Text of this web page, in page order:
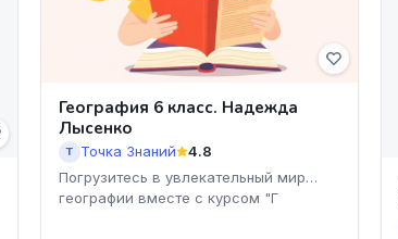
География 6 класс. Надежда
Лысенко
Т Точка Знаний
4.8
Погрузитесь в увлекательный мир
географии вместе с курсом "Г